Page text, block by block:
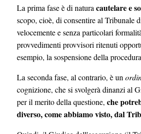
La prima fase è di natura cautelare e
scopo, cioè, di consentire al Tribunale
velocemente e senza particolari
provvedimenti provvisori ritenuti
esempio, la sospensione della
La seconda fase, al contrario, è un
cognizione, che si svolgerà dinanzi al
per il merito della questione, che
diverso, come abbiamo visto, dal